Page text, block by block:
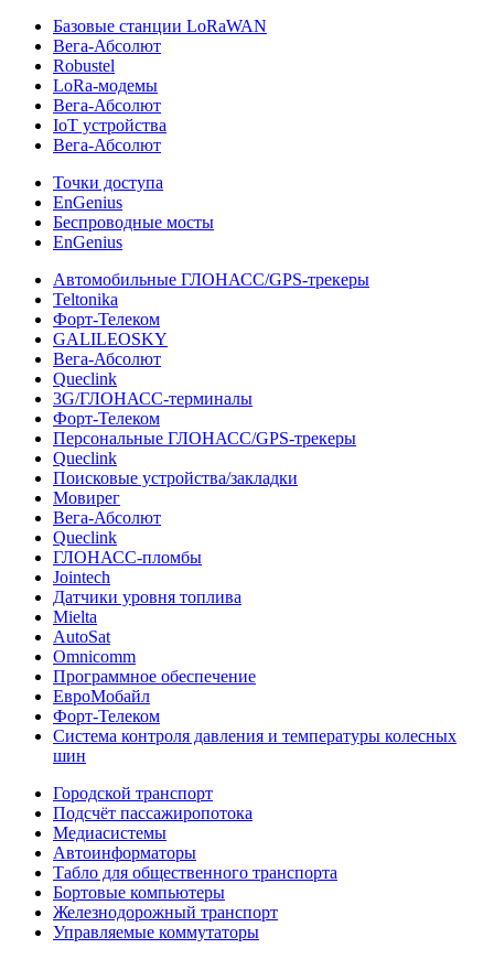
Базовые станции LoRaWAN
Вега-Абсолют
Robustel
LoRa-модемы
Вега-Абсолют
IoT устройства
Вега-Абсолют
Точки доступа
EnGenius
Беспроводные мосты
EnGenius
Автомобильные ГЛОНАСС/GPS-трекеры
Teltonika
Форт-Телеком
GALILEOSKY
Вега-Абсолют
Queclink
3G/ГЛОНАСС-терминалы
Форт-Телеком
Персональные ГЛОНАСС/GPS-трекеры
Queclink
Поисковые устройства/закладки
Мовирег
Вега-Абсолют
Queclink
ГЛОНАСС-пломбы
Jointech
Датчики уровня топлива
Mielta
AutoSat
Omnicomm
Программное обеспечение
ЕвроМобайл
Форт-Телеком
Система контроля давления и температуры колесных
шин
Городской транспорт
Подсчёт пассажиропотока
Медиасистемы
Автоинформаторы
Табло для общественного транспорта
Бортовые компьютеры
Железнодорожный транспорт
Управляемые коммутаторы